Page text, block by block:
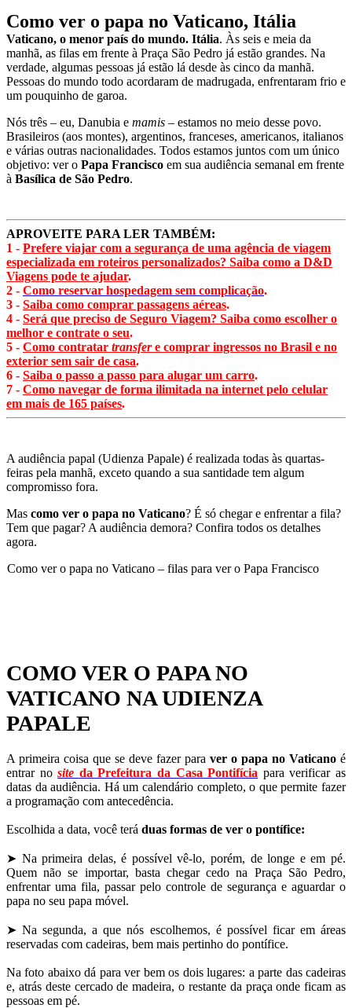
Como ver o papa no Vaticano, Itália
Vaticano, o menor país do mundo. Itália. Às seis e meia da
manhã, as filas em frente à Praça São Pedro já estão grandes. Na
verdade, algumas pessoas já estão lá desde às cinco da manhã.
Pessoas do mundo todo acordaram de madrugada, enfrentaram frio e
um pouquinho de garoa.
Nós três – eu, Danubia e mamis – estamos no meio desse povo.
Brasileiros (aos montes), argentinos, franceses, americanos, italianos
e várias outras nacionalidades. Todos estamos juntos com um único
objetivo: ver o Papa Francisco em sua audiência semanal em frente
à Basílica de São Pedro.
APROVEITE PARA LER TAMBÉM:
1 - Prefere viajar com a segurança de uma agência de viagem
especializada em roteiros personalizados? Saiba como a D&D
Viagens pode te ajudar.
2 - Como reservar hospedagem sem complicação.
3 - Saiba como comprar passagens aéreas.
4 - Será que preciso de Seguro Viagem? Saiba como escolher o
melhor e contrate o seu.
5 - Como contratar transfere comprar ingressos no Brasil e no
exterior sem sair de casa.
6 - Saiba o passo a passo para alugar um carro.
7 - Como navegar de forma ilimitada na internet pelo celular
em mais de 165 países.
A audiência papal (Udienza Papale) é realizada todas às quartas-
feiras pela manhã, exceto quando a sua santidade tem algum
compromisso fora.
Mas como ver o papa no Vaticano? É só chegar e enfrentar a fila?
Tem que pagar? A audiência demora? Confira todos os detalhes
agora.
Como ver o papa no Vaticano – filas para ver o Papa Francisco
COMO VER O PAPA NO
VATICANO NA UDIENZA
PAPALE
A primeira coisa que se deve fazer para ver o papa no Vaticano é
entrar nosite da Prefeitura da Casa Pontifícia para verificar as
datas da audiência. Há um calendário completo, o que permite fazer
a programação com antecedência.
Escolhida a data, você terá duas formas de ver o pontífice:
➤ Na primeira delas, é possível vê-lo, porém, de longe e em pé.
Quem não se importar, basta chegar cedo na Praça São Pedro,
enfrentar uma fila, passar pelo controle de segurança e aguardar o
papa no seu papa móvel.
➤ Na segunda, a que nós escolhemos, é possível ficar em áreas
reservadas com cadeiras, bem mais pertinho do pontífice.
Na foto abaixo dá para ver bem os dois lugares: a parte das cadeiras
e, atrás deste cercado de madeira, o restante da praça onde ficam as
pessoas em pé.